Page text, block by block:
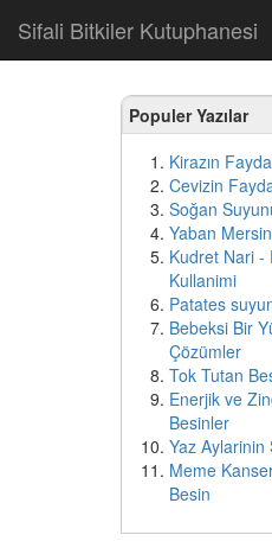
Sifali Bitkiler Kutuphanesi
Populer Yazılar
Kirazın
Cevizin
Soğan
Yaban
Kudret Nari -
Kullanimi
Patates
Bebeksi Bir
Çözümler
Tok Tutan
Enerjik ve
Besinler
Yaz Aylarinin
Meme
Besin